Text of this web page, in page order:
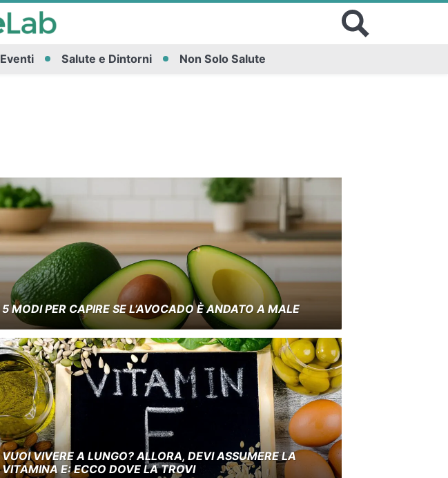
Eventi Salute e Dintorni Non Solo Salute
5 MODI PER CAPIRE SE L’AVOCADO È ANDATO A MALE
VUOI VIVERE A LUNGO? ALLORA, DEVI ASSUMERE LA
VITAMINA E: ECCO DOVE LA TROVI